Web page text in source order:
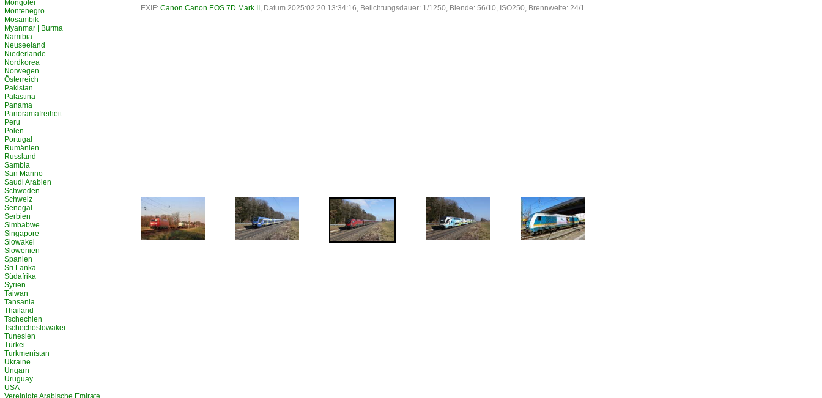
EXIF: Canon Canon EOS 7D Mark II , Datum 2025:02:20 13:34:16, Belichtungsdauer: 1/1250, Blende: 56/10, ISO250, Brennweite: 24/1
Mongolei
Montenegro
Mosambik
Myanmar | Burma
Namibia
Neuseeland
Niederlande
Nordkorea
Norwegen
Österreich
Pakistan
Palästina
Panama
Panoramafreiheit
Peru
Polen
Portugal
Rumänien
Russland
Sambia
San Marino
Saudi Arabien
Schweden
Schweiz
Senegal
Serbien
Simbabwe
Singapore
Slowakei
Slowenien
Spanien
Sri Lanka
Südafrika
Syrien
Taiwan
Tansania
Thailand
Tschechien
Tschechoslowakei
Tunesien
Türkei
Turkmenistan
Ukraine
Ungarn
Uruguay
USA
Vereinigte Arabische Emirate